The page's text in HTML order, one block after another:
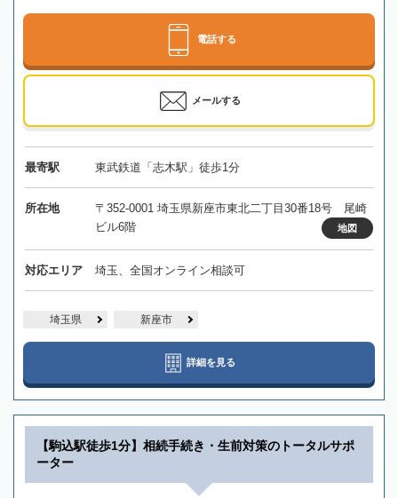
電話する
メールする
最寄駅 東武鉄道「志木駅」徒歩1分
所在地
〒352-0001 埼玉県新座市東北二丁目30番18号 尾崎
ビル6階
地図
対応エリア 埼玉、全国オンライン相談可
埼玉県 新座市
詳細を見る
【駒込駅徒歩1分】相続手続き・生前対策のトータルサポ
ーター